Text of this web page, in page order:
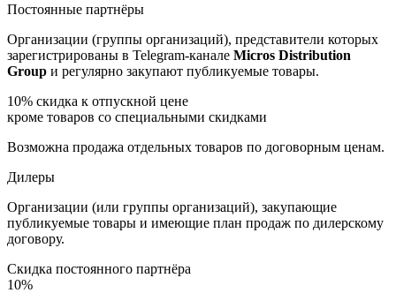
Постоянные партнёры
Организации (группы организаций), представители которых
зарегистрированы в Telegram-канале Micros Distribution
Group и регулярно закупают публикуемые товары.
10% скидка к отпускной цене
кроме товаров со специальными скидками
Возможна продажа отдельных товаров по договорным ценам.
Дилеры
Организации (или группы организаций), закупающие
публикуемые товары и имеющие план продаж по дилерскому
договору.
Скидка постоянного партнёра
10%